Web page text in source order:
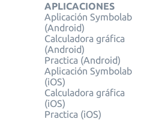
APLICACIONES
Aplicación Symbolab
(Android)
Calculadora gráfica
(Android)
Practica (Android)
Aplicación Symbolab
(iOS)
Calculadora gráfica
(iOS)
Practica (iOS)